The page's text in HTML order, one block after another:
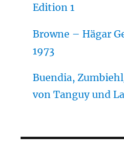
Edition 1
Browne – Hägar
1973
Buendia,
von Tanguy und